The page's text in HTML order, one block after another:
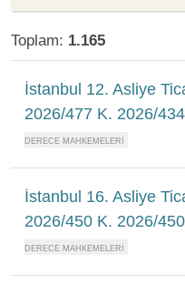
Toplam: 1.165
İstanbul 12. Asliye
2026/477 K. 2026/
İstanbul 16. Asliye
2026/450 K. 2026/